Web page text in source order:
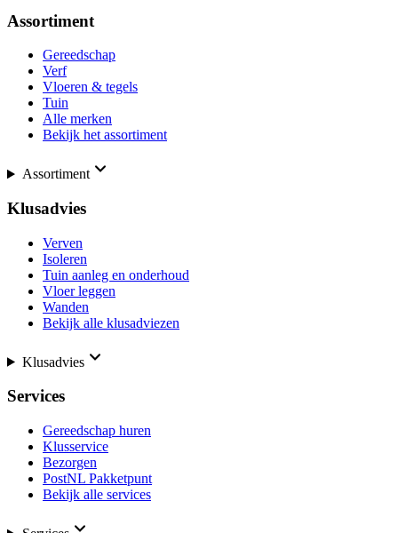
Assortiment
Gereedschap
Verf
Vloeren & tegels
Tuin
Alle merken
Bekijk het assortiment
Assortiment
Klusadvies
Verven
Isoleren
Tuin aanleg en onderhoud
Vloer leggen
Wanden
Bekijk alle klusadviezen
Klusadvies
Services
Gereedschap huren
Klusservice
Bezorgen
PostNL Pakketpunt
Bekijk alle services